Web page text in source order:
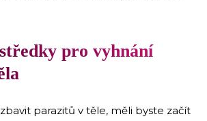
pro vyhnání
parazitů v těle, měli byste začít